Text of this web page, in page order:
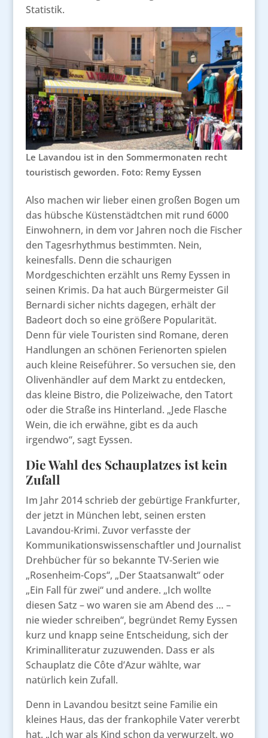
Statistik.
Le Lavandou ist in den Sommermonaten recht
touristisch geworden. Foto: Remy Eyssen
Also machen wir lieber einen großen Bogen um
das hübsche Küstenstädtchen mit rund 6000
Einwohnern, in dem vor Jahren noch die Fischer
den Tagesrhythmus bestimmten. Nein,
keinesfalls. Denn die schaurigen
Mordgeschichten erzählt uns Remy Eyssen in
seinen Krimis. Da hat auch Bürgermeister Gil
Bernardi sicher nichts dagegen, erhält der
Badeort doch so eine größere Popularität.
Denn für viele Touristen sind Romane, deren
Handlungen an schönen Ferienorten spielen
auch kleine Reiseführer. So versuchen sie, den
Olivenhändler auf dem Markt zu entdecken,
das kleine Bistro, die Polizeiwache, den Tatort
oder die Straße ins Hinterland. „Jede Flasche
Wein, die ich erwähne, gibt es da auch
irgendwo“, sagt Eyssen.
Die Wahl des Schauplatzes ist kein
Zufall
Im Jahr 2014 schrieb der gebürtige Frankfurter,
der jetzt in München lebt, seinen ersten
Lavandou-Krimi. Zuvor verfasste der
Kommunikationswissenschaftler und Journalist
Drehbücher für so bekannte TV-Serien wie
„Rosenheim-Cops“, „Der Staatsanwalt“ oder
„Ein Fall für zwei“ und andere. „Ich wollte
diesen Satz – wo waren sie am Abend des … –
nie wieder schreiben“, begründet Remy Eyssen
kurz und knapp seine Entscheidung, sich der
Kriminalliteratur zuzuwenden. Dass er als
Schauplatz die Côte d’Azur wählte, war
natürlich kein Zufall.
Denn in Lavandou besitzt seine Familie ein
kleines Haus, das der frankophile Vater vererbt
hat. „Ich war als Kind schon da verwurzelt, wo